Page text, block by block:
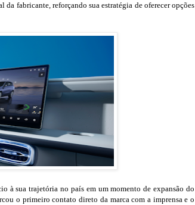
fabricante, reforçando sua estratégia de oferecer opções
à sua trajetória no país em um momento de expansão do
o primeiro contato direto da marca com a imprensa e o